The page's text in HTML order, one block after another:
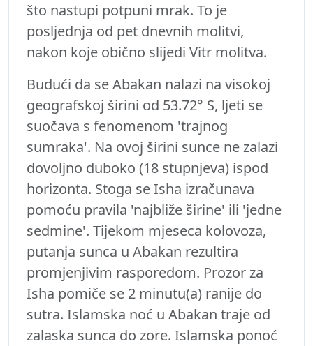
što nastupi potpuni mrak. To je
posljednja od pet dnevnih molitvi,
nakon koje obično slijedi Vitr molitva.
Budući da se Abakan nalazi na visokoj
geografskoj širini od 53.72° S, ljeti se
suočava s fenomenom 'trajnog
sumraka'. Na ovoj širini sunce ne zalazi
dovoljno duboko (18 stupnjeva) ispod
horizonta. Stoga se Isha izračunava
pomoću pravila 'najbliže širine' ili 'jedne
sedmine'. Tijekom mjeseca kolovoza,
putanja sunca u Abakan rezultira
promjenjivim rasporedom. Prozor za
Isha pomiče se 2 minutu(a) ranije do
sutra. Islamska noć u Abakan traje od
zalaska sunca do zore. Islamska ponoć